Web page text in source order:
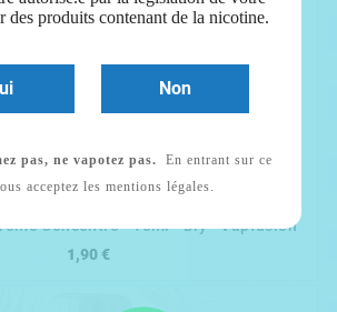
des produits contenant de la nicotine.
Non
pas, ne vapotez pas. En entrant sur ce
acceptez les mentions légales.
 
Concentré - 10ml - Diy - Vapfusion
1,90 €